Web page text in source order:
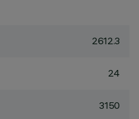
2612.3
24
3150